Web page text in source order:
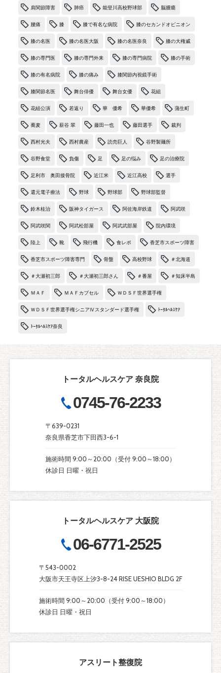
肩関節障害 肺癌 能登川高校野球部 脳腫瘍
腰痛 膝 膝で有名な病院 膝のセカンドオピニオン
膝の名医 膝の名医大阪 膝の名医奈良 膝の大権威
膝の専門医 膝の専門外来 膝の専門病院 膝の手術
膝の有名病院 膝の痛み 膝関節内視鏡手術
膝関節名医 舞台俳優 舞台女優 花組
花組公演 若返り 華 優希 華優希 蒲生町
蕎麦 薪谷 翠 藤田一也 藤田選手 裁判
西村光夫 西村農産 読売巨人 谷野製麺所
谷野食堂 負傷 足 足の悩み 足の治療院
足利市 奥田接骨院 近江米 近江高校 選手
還元電子療法 野球 野球部 野球部監督
鈴木桂治 阪神タイガース 阿佐海岸鉄道 阿武咲
阿武咲関 阿武松部屋 阿武武部屋 院内環境
陸上 靴 飛行機 食レポ 香芝市スポーツ障害
香芝市スポーツ障害専門 骨盤 高校野球 ＃北海道
＃大瀬初三郎 ＃大瀬初三郎さん ＃番屋 ＃知床半島
ＭＡＦ ＭＡＦカプセル ＷＤＳＦ世界選手権
ＷＤＳＦ世界選手権シニアⅣスタンダード選手権 ﾄｰﾀﾙﾍﾙｽｹｱ
ﾄｰﾀﾙﾍﾙｽｹｱ奈良
トータルヘルスケア 奈良院
0745-76-2233
〒639-0231
奈良県香芝市下田西3-6-1
施術時間 9:00～20:00（受付 9:00～18:00）
休診日 日曜・祝日
トータルヘルスケア 大阪院
06-6771-2525
〒543-0002
大阪市天王寺区上汐3-8-24 RISE UESHIO BLDG 2F
施術時間 9:00～20:00（受付 9:00～18:00）
休診日 日曜・祝日
アスリート整復院